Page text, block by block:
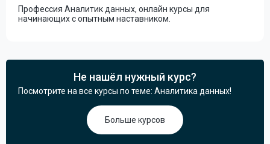
Профессия Аналитик данных, онлайн курсы для
начинающих с опытным наставником.
Не нашёл нужный курс?
Посмотрите на все курсы по теме: Аналитика данных!
Больше курсов